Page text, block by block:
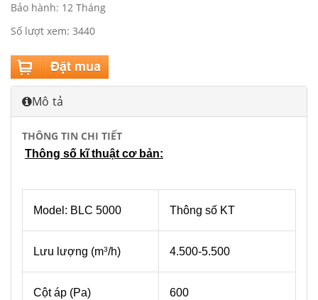
Bảo hành: 12 Tháng
Số lượt xem: 3440
Mô tả
THÔNG TIN CHI TIẾT
Thông số kĩ thuật cơ bản:
Model: BLC 5000 Thông số KT
Lưu lượng (m3/h) 4.500-5.500
Cột áp (Pa) 600